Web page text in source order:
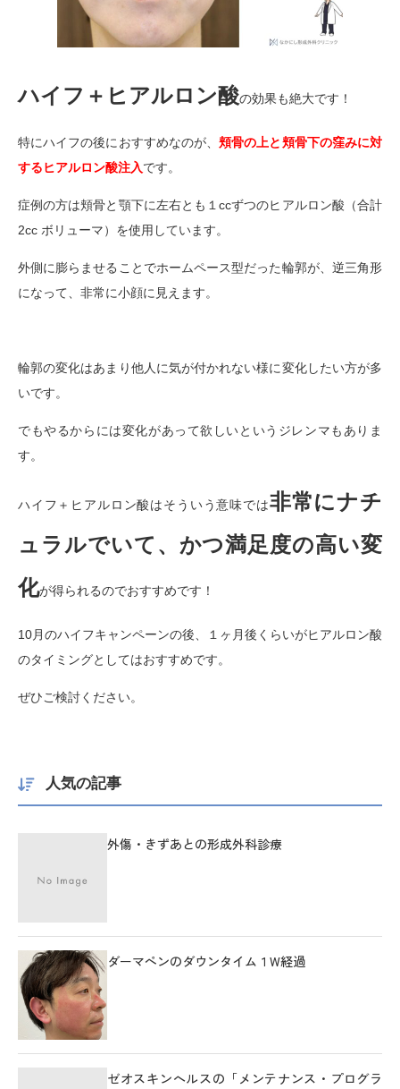
ハイフ＋ヒアルロン酸の効果も絶大です！
特にハイフの後におすすめなのが、頬骨の上と頬骨下の窪みに対
するヒアルロン酸注入です。
症例の方は頬骨と顎下に左右とも１ccずつのヒアルロン酸（合計
2cc ボリューマ）を使用しています。
外側に膨らませることでホームペース型だった輪郭が、逆三角形
になって、非常に小顔に見えます。
輪郭の変化はあまり他人に気が付かれない様に変化したい方が多
いです。
でもやるからには変化があって欲しいというジレンマもありま
す。
ハイフ＋ヒアルロン酸はそういう意味では非常にナチ
ュラルでいて、かつ満足度の高い変
化が得られるのでおすすめです！
10月のハイフキャンペーンの後、１ヶ月後くらいがヒアルロン酸
のタイミングとしてはおすすめです。
ぜひご検討ください。
人気の記事
外傷・きずあとの形成外科診療
ダーマペンのダウンタイム１W経過
ゼオスキンヘルスの「メンテナンス・プログラ